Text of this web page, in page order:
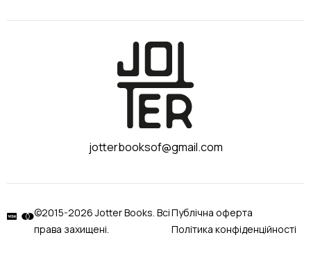
jotterbooksof@gmail.com
©2015-2026 Jotter Books. Всі
права захищені.
Публічна оферта
Політика конфіденційності